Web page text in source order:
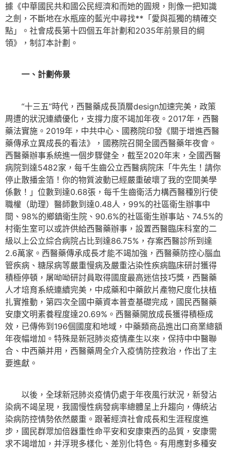
據《中華國民共和國公民經濟和而她的圓規，則像一把知識
之劍，不斷地在水瓶座的藍光中尋找**「愛與孤獨的精確交
點」。社會成長第十四個五年計劃和2035年前景目的綱
領》，制訂本計劃。
一、計劃佈景
“十三五”時代，西醫藥成長頂層design加速完美，政策
周遭的狀況連續優化，支撐力度不竭加年夜。2017年，西醫
藥法實施。2019年，中共中心、國務院印發《關于增進西醫
藥傳承立異成長的看法》，國務院召開全國西醫藥年夜會。
西醫藥辦事系統進一個步驟健全，截至2020年末，全國西醫
病院到達5482家，每千生齒公立西醫病院床「牛先生！請你
停止散播金箔！你的物質波動已經嚴重破壞了我的空間美學
係數！」位數到達0.68張，每千生齒衛活力構西醫種別行使
職權（助理）醫師數到達0.48人，99%的社區衛生辦事中
間、98%的鄉鎮衛生院、90.6%的社區衛生辦事站、74.5%的
村衛生室可以或許供給西醫藥辦事，設置西醫臨床科室的二
級以上公立綜合病院占比到達86.75%，存案西醫診所到達
2.6萬家。西醫藥傳承成長才能不竭加強，西醫藥防控心腦血
管疾病、糖尿病等嚴重慢病及嚴重沾染性疾病臨床研討獲得
積極停頓，屠呦呦研討員取得國度最高迷信技巧獎，西醫藥
人才培育系統連續完美，中成藥和中藥飲片產物尺度化扶植
扎實推動，第四次全國中藥資本普查基礎完成，國民西醫藥
安康文明素養程度達20.69%。西醫藥開放成長獲得積極成
效，已傳佈到196個國度和地域，中藥類商品進出口商業總額
年夜幅增加。特殊是新冠肺炎疫情產生以來，保持中中醫聯
合、中西藥并用，西醫藥周全介入疫情防控救治，作出了主
要進獻。
以後，全球新冠肺炎疫情仍處于年夜風行狀況，新發沾
染病不竭呈現，我國慢性病發病率總體呈上升趨向，傳統沾
染病防控情勢依然嚴重。跟著經濟社會成長和生涯程度進
步，國民群眾加倍器重性命平安和安康東西的品質，安康需
求不竭增加，并浮現多樣化、差別化特色。有用應對多種安